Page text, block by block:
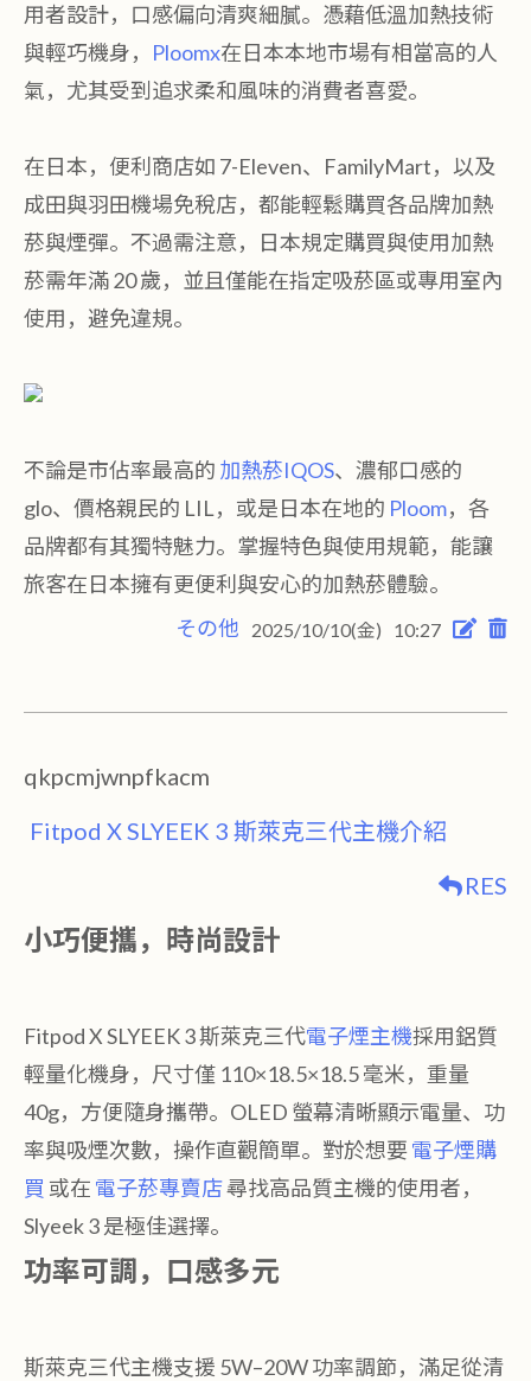
用者設計，口感偏向清爽細膩。憑藉低溫加熱技術
與輕巧機身， Ploomx在日本本地市場有相當高的人
氣，尤其受到追求柔和風味的消費者喜愛。
在日本，便利商店如 7-Eleven、FamilyMart，以及
成田與羽田機場免稅店，都能輕鬆購買各品牌加熱
菸與煙彈。不過需注意，日本規定購買與使用加熱
菸需年滿 20 歲，並且僅能在指定吸菸區或專用室內
使用，避免違規。
不論是市佔率最高的 加熱菸IQOS、濃郁口感的
glo、價格親民的 LIL，或是日本在地的 Ploom，各
品牌都有其獨特魅力。掌握特色與使用規範，能讓
旅客在日本擁有更便利與安心的加熱菸體驗。
その他
2025/10/10(金) 10:27
qkpcmjwnpfkacm
Fitpod X SLYEEK 3 斯萊克三代主機介紹
RES
小巧便攜，時尚設計
Fitpod X SLYEEK 3 斯萊克三代電子煙主機採用鋁質
輕量化機身，尺寸僅 110×18.5×18.5 毫米，重量
40g，方便隨身攜帶。OLED 螢幕清晰顯示電量、功
率與吸煙次數，操作直觀簡單。對於想要電子煙購
買 或在 電子菸專賣店尋找高品質主機的使用者，
Slyeek 3 是極佳選擇。
功率可調，口感多元
斯萊克三代主機支援 5W–20W 功率調節，滿足從清